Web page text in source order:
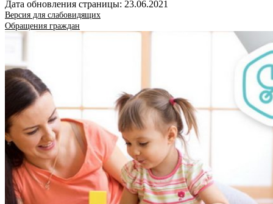
Дата обновления страницы: 23.06.2021
Версия для слабовидящих
Обращения граждан